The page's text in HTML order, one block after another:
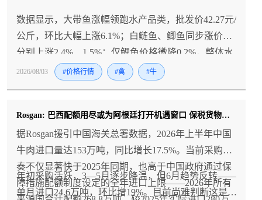
数据显示，大带鱼涨幅领跑水产品类，批发价42.27元/
公斤，环比大幅上涨6.1%；白鲢鱼、鲫鱼同步涨价，
分别上涨2.4%、1.5%；仅鲤鱼价格微降0.2%，整体水
产涨价氛围浓厚。
2026/08/03 #价格行情 #禽 #牛
Rosgan: 巴西配额用尽或为阿根廷打开机遇窗口 保税货物延期使用明年配额谈判升温
据Rosgan援引中国海关总署数据，2026年上半年中国
牛肉进口量达153万吨，同比增长17.5%。当前采购节
奏不仅显著快于2025年同期，也高于中国政府通过保
障措施配额制度设定的全年进口上限——2026年所有
年初采购活跃，3—5月逐步降温，但6月趋势反转——
单月进口24.6万吨，环比增19%。目前尚难判断这是